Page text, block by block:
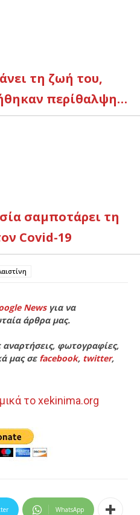
τη ζωή του,
περίθαλψη…
σαμποτάρει τη
Covid-19
Newsγια να
άρθρα μας.
φωτογραφίες,
μας σε facebook, twitter,
το xekinima.org
WhatsApp